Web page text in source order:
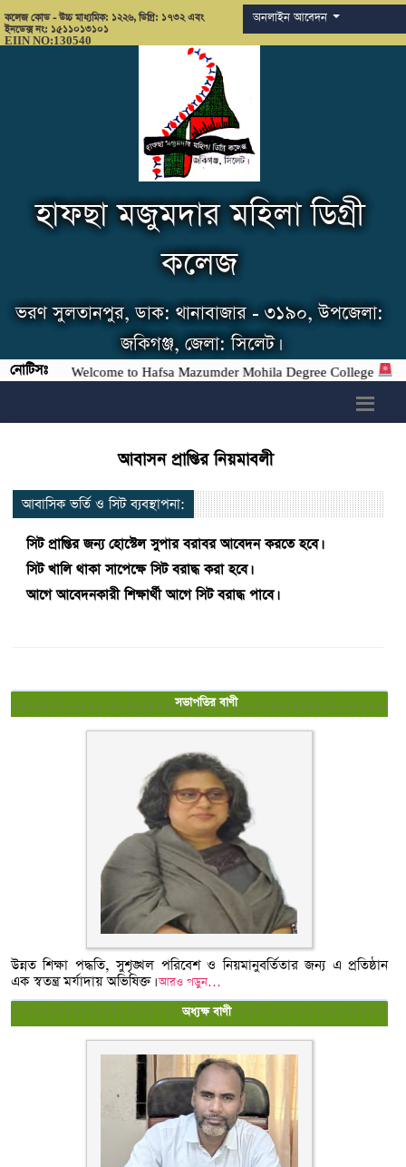
কলেজ কোড - উচ্চ মাধ্যমিক: ১২২৬, ডিগ্রি: ১৭৩২ এবং
ইনডেক্স নং: ১৫১১০১৩১০১
EIIN NO:130540
অনলাইন আবেদন
হাফছা মজুমদার মহিলা ডিগ্রী
কলেজ
ভরণ সুলতানপুর, ডাক: থানাবাজার - ৩১৯০, উপজেলা:
জকিগঞ্জ, জেলা: সিলেট।
নোটিসঃWelcome to Hafsa Mazumder Mohila Degree College
আবাসন প্রাপ্তির নিয়মাবলী
আবাসিক ভর্তি ও সিট ব্যবস্থাপনা:
সিট প্রাপ্তির জন্য হোস্টেল সুপার বরাবর আবেদন কর‍তে হবে।
সিট খালি থাকা সাপেক্ষে সিট বরাদ্ধ করা হবে।
আগে আবেদনকারী শিক্ষার্থী আগে সিট বরাদ্ধ পাবে।
সভাপতির বাণী
উন্নত শিক্ষা পদ্ধতি, সুশৃঙ্খল পরিবেশ ও নিয়মানুবর্তিতার জন্য এ প্রতিষ্ঠান
এক স্বতন্ত্র মর্যাদায় অভিষিক্ত।আরও পড়ুন…
অধ্যক্ষ বাণী